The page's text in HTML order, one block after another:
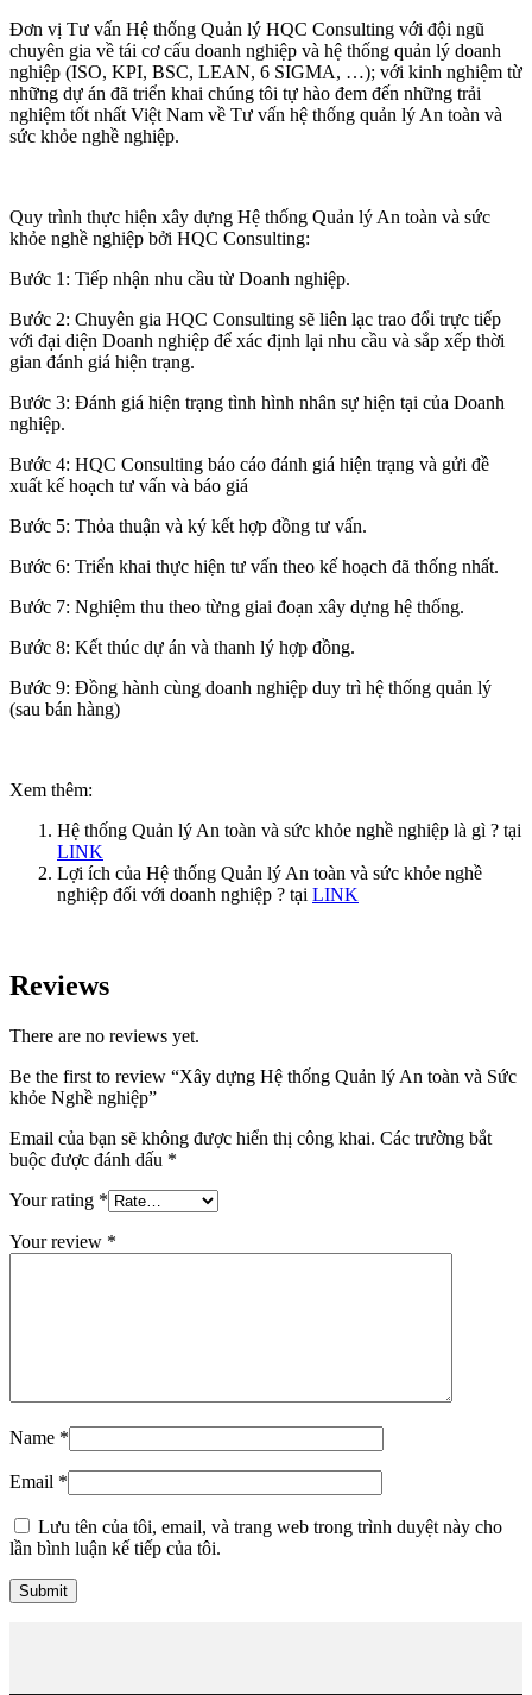
Đơn vị Tư vấn Hệ thống Quản lý HQC Consulting với đội ngũ
chuyên gia về tái cơ cấu doanh nghiệp và hệ thống quản lý doanh
nghiệp (ISO, KPI, BSC, LEAN, 6 SIGMA, …); với kinh nghiệm từ
những dự án đã triển khai chúng tôi tự hào đem đến những trải
nghiệm tốt nhất Việt Nam về Tư vấn hệ thống quản lý An toàn và
sức khỏe nghề nghiệp.
Quy trình thực hiện xây dựng Hệ thống Quản lý An toàn và sức
khỏe nghề nghiệp bởi HQC Consulting:
Bước 1: Tiếp nhận nhu cầu từ Doanh nghiệp.
Bước 2: Chuyên gia HQC Consulting sẽ liên lạc trao đổi trực tiếp
với đại diện Doanh nghiệp để xác định lại nhu cầu và sắp xếp thời
gian đánh giá hiện trạng.
Bước 3: Đánh giá hiện trạng tình hình nhân sự hiện tại của Doanh
nghiệp.
Bước 4: HQC Consulting báo cáo đánh giá hiện trạng và gửi đề
xuất kế hoạch tư vấn và báo giá
Bước 5: Thỏa thuận và ký kết hợp đồng tư vấn.
Bước 6: Triển khai thực hiện tư vấn theo kế hoạch đã thống nhất.
Bước 7: Nghiệm thu theo từng giai đoạn xây dựng hệ thống.
Bước 8: Kết thúc dự án và thanh lý hợp đồng.
Bước 9: Đồng hành cùng doanh nghiệp duy trì hệ thống quản lý
(sau bán hàng)
Xem thêm:
Hệ thống Quản lý An toàn và sức khỏe nghề nghiệp là gì ? tại
LINK
Lợi ích của Hệ thống Quản lý An toàn và sức khỏe nghề
nghiệp đối với doanh nghiệp ? tại LINK
Reviews
There are no reviews yet.
Be the first to review “Xây dựng Hệ thống Quản lý An toàn và Sức
khỏe Nghề nghiệp”
Email của bạn sẽ không được hiển thị công khai. Các trường bắt
buộc được đánh dấu *
Your rating *
Your review *
Name *
Email *
Lưu tên của tôi, email, và trang web trong trình duyệt này cho
lần bình luận kế tiếp của tôi.